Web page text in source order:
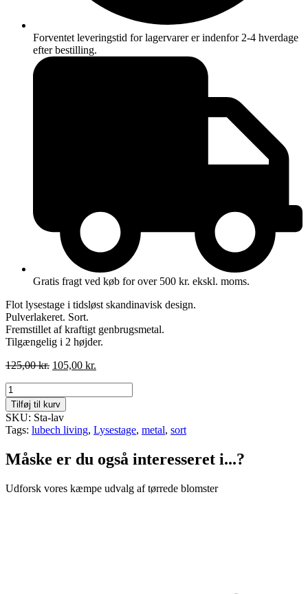
Forventet leveringstid for lagervarer er indenfor 2-4 hverdage
efter bestilling.
Gratis fragt ved køb for over 500 kr. ekskl. moms.
Flot lysestage i tidsløst skandinavisk design.
Pulverlakeret. Sort.
Fremstillet af kraftigt genbrugsmetal.
Tilgængelig i 2 højder.
125,00kr. Den
var:
125,00 kr..
105,00 kr.
Lysestage
H.
9
cm
-
Lubech
Living
Tilføj til kurv
SKU: Sta-lav
Tags: lubech living, Lysestage, metal, sort
Måske er du også interesseret i...?
Udforsk vores kæmpe udvalg af tørrede blomster